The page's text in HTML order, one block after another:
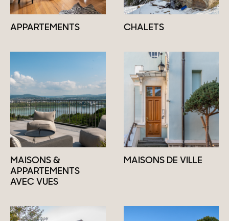
APPARTEMENTS CHALETS
MAISONS &
APPARTEMENTS
AVEC VUES
MAISONS DE VILLE